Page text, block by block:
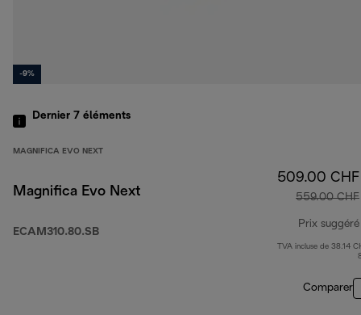
-9%
Dernier 7 éléments
MAGNIFICA EVO NEXT
Magnifica Evo Next
ECAM310.80.SB
509.00 CHF
559.00 CHF
Prix suggéré
TVA incluse de 38.14
Comparer